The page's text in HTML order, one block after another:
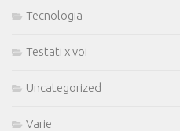
Tecnologia
Testati x voi
Uncategorized
Varie